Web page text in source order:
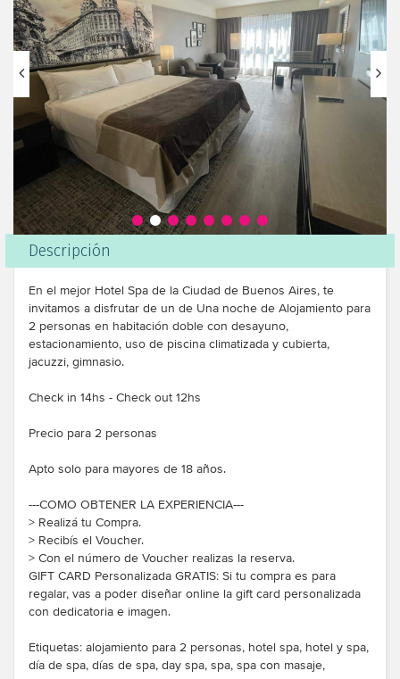
Descripción
En el mejor Hotel Spa de la Ciudad de Buenos Aires, te
invitamos a disfrutar de un de Una noche de Alojamiento para
2 personas en habitación doble con desayuno,
estacionamiento, uso de piscina climatizada y cubierta,
jacuzzi, gimnasio.
Check in 14hs - Check out 12hs
Precio para 2 personas
Apto solo para mayores de 18 años.
---COMO OBTENER LA EXPERIENCIA---
> Realizá tu Compra.
> Recibís el Voucher.
> Con el número de Voucher realizas la reserva.
GIFT CARD Personalizada GRATIS: Si tu compra es para
regalar, vas a poder diseñar online la gift card personalizada
con dedicatoria e imagen.
Etiquetas: alojamiento para 2 personas, hotel spa, hotel y spa,
día de spa, días de spa, day spa, spa, spa con masaje,